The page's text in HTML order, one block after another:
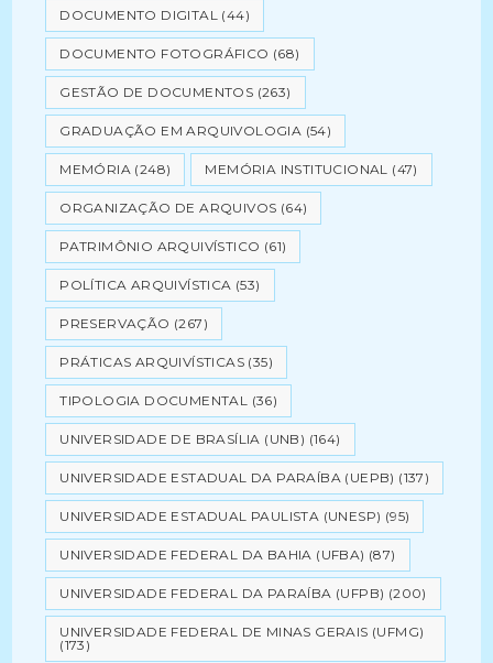
DOCUMENTO DIGITAL (44)
DOCUMENTO FOTOGRÁFICO (68)
GESTÃO DE DOCUMENTOS (263)
GRADUAÇÃO EM ARQUIVOLOGIA (54)
MEMÓRIA (248) MEMÓRIA INSTITUCIONAL (47)
ORGANIZAÇÃO DE ARQUIVOS (64)
PATRIMÔNIO ARQUIVÍSTICO (61)
POLÍTICA ARQUIVÍSTICA (53)
PRESERVAÇÃO (267)
PRÁTICAS ARQUIVÍSTICAS (35)
TIPOLOGIA DOCUMENTAL (36)
UNIVERSIDADE DE BRASÍLIA (UNB) (164)
UNIVERSIDADE ESTADUAL DA PARAÍBA (UEPB) (137)
UNIVERSIDADE ESTADUAL PAULISTA (UNESP) (95)
UNIVERSIDADE FEDERAL DA BAHIA (UFBA) (87)
UNIVERSIDADE FEDERAL DA PARAÍBA (UFPB) (200)
UNIVERSIDADE FEDERAL DE MINAS GERAIS (UFMG)
(173)